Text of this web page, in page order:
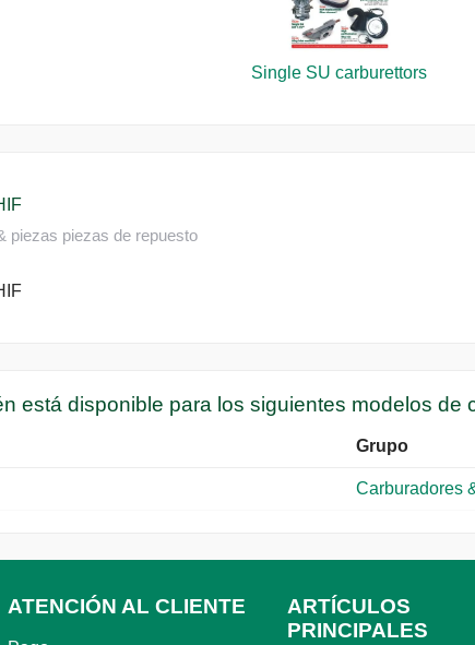
Single SU carburettors
piezas piezas de repuesto
está disponible para los siguientes modelos de
Grupo
Carburadores
ATENCIÓN AL CLIENTE
ARTÍCULOS
PRINCIPALES